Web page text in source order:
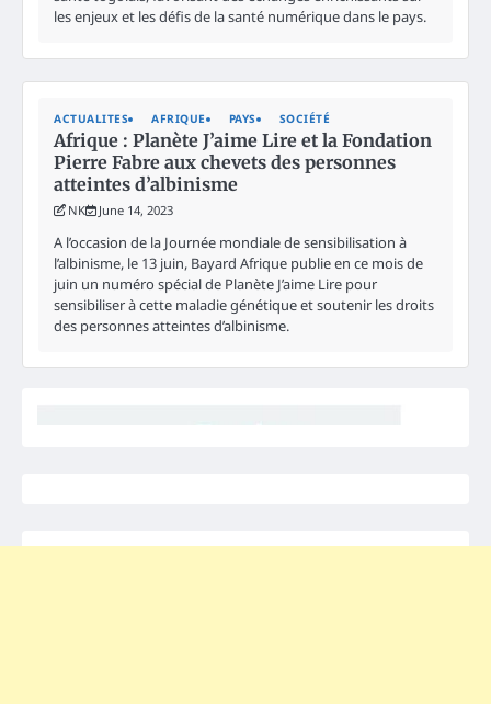
les enjeux et les défis de la santé numérique dans le pays.
ACTUALITES AFRIQUE PAYS SOCIÉTÉ
Afrique : Planète J’aime Lire et la Fondation
Pierre Fabre aux chevets des personnes
atteintes d’albinisme
NK June 14, 2023
A l’occasion de la Journée mondiale de sensibilisation à
l’albinisme, le 13 juin, Bayard Afrique publie en ce mois de
juin un numéro spécial de Planète J’aime Lire pour
sensibiliser à cette maladie génétique et soutenir les droits
des personnes atteintes d’albinisme.